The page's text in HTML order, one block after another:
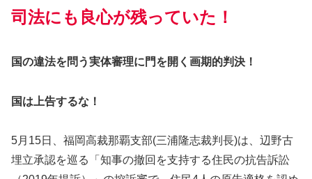
司法にも良心が残っていた！
国の違法を問う実体審理に門を開く画期的判決！
国は上告するな！
5月15日、福岡高裁那覇支部(三浦隆志裁判長)は、辺野古
埋立承認を巡る「知事の撤回を支持する住民の抗告訴訟